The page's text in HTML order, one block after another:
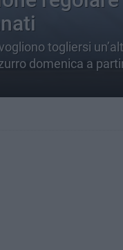
togliersi
domenica a